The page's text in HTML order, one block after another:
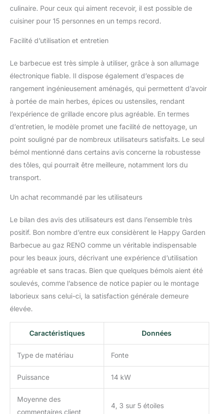
culinaire. Pour ceux qui aiment recevoir, il est possible de
cuisiner pour 15 personnes en un temps record.
Facilité d’utilisation et entretien
Le barbecue est très simple à utiliser, grâce à son allumage
électronique fiable. Il dispose également d’espaces de
rangement ingénieusement aménagés, qui permettent d’avoir
à portée de main herbes, épices ou ustensiles, rendant
l’expérience de grillade encore plus agréable. En termes
d’entretien, le modèle promet une facilité de nettoyage, un
point souligné par de nombreux utilisateurs satisfaits. Le seul
bémol mentionné dans certains avis concerne la robustesse
des tôles, qui pourrait être meilleure, notamment lors du
transport.
Un achat recommandé par les utilisateurs
Le bilan des avis des utilisateurs est dans l’ensemble très
positif. Bon nombre d’entre eux considèrent le Happy Garden
Barbecue au gaz RENO comme un véritable indispensable
pour les beaux jours, décrivant une expérience d’utilisation
agréable et sans tracas. Bien que quelques bémols aient été
soulevés, comme l’absence de notice papier ou le montage
laborieux sans celui-ci, la satisfaction générale demeure
élevée.
Caractéristiques Données
Type de matériau Fonte
Puissance 14 kW
Moyenne des
commentaires client
4, 3 sur 5 étoiles